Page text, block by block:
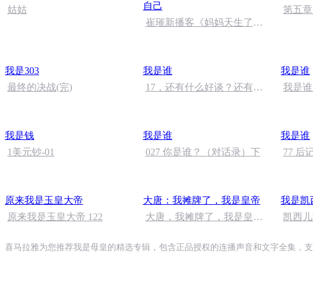
姑姑
自己
崔璀新播客《妈妈天生了不
第五
我是303
最终的决战(完)
我是谁
17，还有什么好谈？还有
我是谁
我是谁
我是钱
1美元钞-01
我是谁
027 你是谁？（对话录）下
我是谁
原来我是玉皇大帝
原来我是玉皇大帝 122
大唐：我摊牌了，我是皇帝
大唐，我摊牌了，我是皇帝
我是凯
凯西
喜马拉雅为您推荐我是母皇的精选专辑，包含正品授权的连播声音和文字全集，